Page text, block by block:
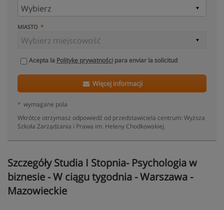
MIASTO
Acepta la Politykę prywatności para enviar la solicitud
Więcej informacji
* wymagane pola
Wkrótce otrzymasz odpowiedź od przedstawiciela centrum: Wyższa
Szkoła Zarządzania i Prawa im. Heleny Chodkowskiej.
Szczegóły Studia I Stopnia- Psychologia w
biznesie - W ciągu tygodnia - Warszawa -
Mazowieckie